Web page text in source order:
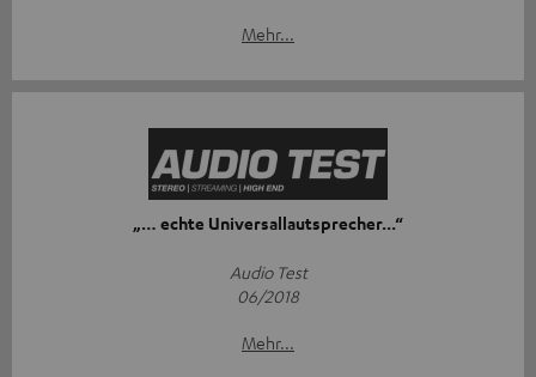
Mehr...
„… echte Universallautsprecher...“
Audio Test
06/2018
Mehr...